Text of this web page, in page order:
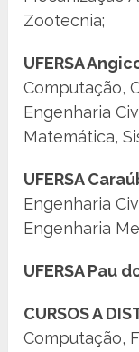
Zootecnia;
UFERSA
Computação,
Engenharia
Matemática,
UFERSA
Engenharia
Engenharia
UFERSA Pau
CURSOS A
Computação,